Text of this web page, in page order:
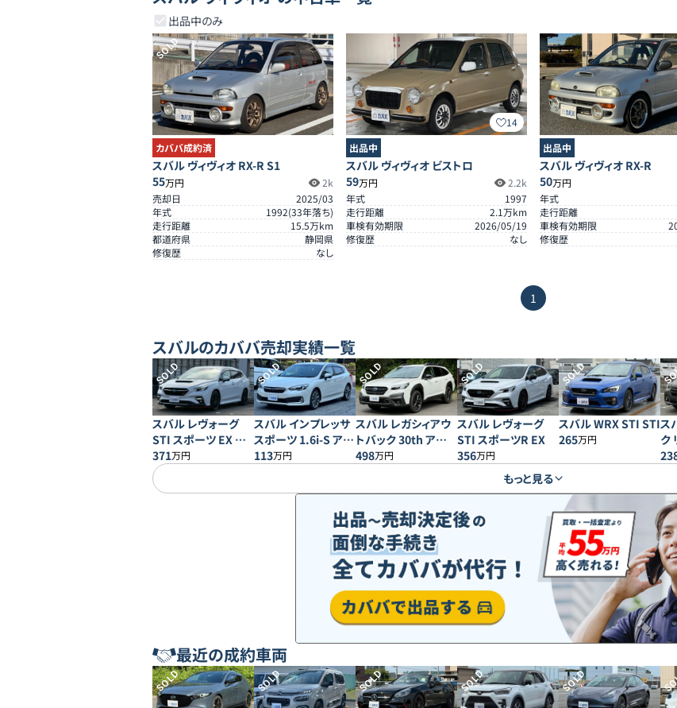
出品中のみ
SOLD
カババ成約済
スバル ヴィヴィオ RX-R S1
55万円
2k
売却日
2025/03
年式
1992(33年落ち)
走行距離
15.5万km
都道府県
静岡県
修復歴
なし
14
出品中
スバル ヴィヴィオ ビストロ
59万円
2.2k
年式
1997
走行距離
2.1万km
車検有効期限
2026/05/19
修復歴
なし
出品中
スバル ヴィヴィオ RX-R
50万円
年式
走行距離
車検有効期限
修復歴
1
スバルのカババ売却実績一覧
SOLD
スバル レヴォーグ
STI スポーツ EX ブ
ラックインテリアセレ
クション
371万円
SOLD
スバル インプレッサ
スポーツ 1.6i-S アイ
サイト
113万円
SOLD
スバル レガシィアウ
トバック 30th アニ
バーサリー
498万円
SOLD
スバル レヴォーグ
STI スポーツR EX
356万円
SOLD
スバル WRX STI STI
265万円
ス
ク
もっと見る
最近の成約車両
SOLD SOLD SOLD SOLD SOLD